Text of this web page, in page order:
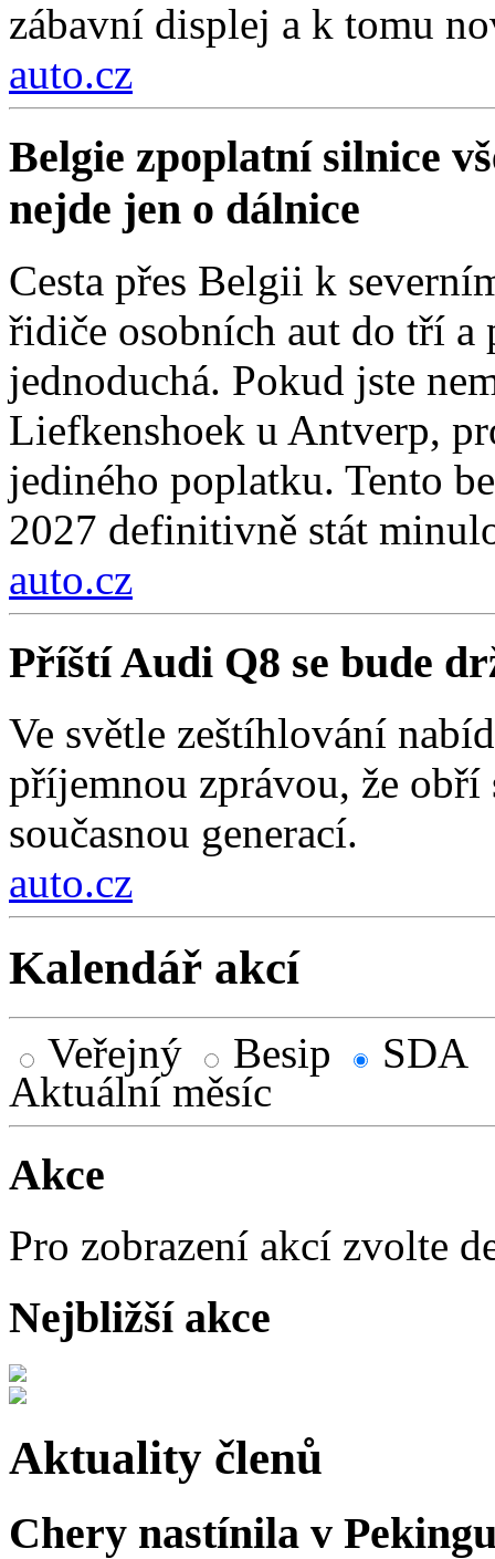
zábavní displej a k tomu
auto.cz
Belgie zpoplatní silnice
nejde jen o dálnice
Cesta přes Belgii k
řidiče osobních aut do tří
jednoduchá. Pokud jste
Liefkenshoek u Antverp,
jediného poplatku. Tento
2027 definitivně stát
auto.cz
Příští Audi Q8 se bude
Ve světle zeštíhlování
příjemnou zprávou, že
současnou generací.
auto.cz
Kalendář akcí
Veřejný Besip
SDA
Aktuální měsíc
Akce
Pro zobrazení akcí zvolte
Nejbližší akce
Aktuality členů
Chery nastínila v